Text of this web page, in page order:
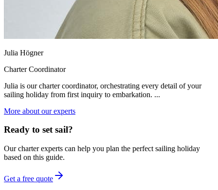
Julia Högner
Charter Coordinator
Julia is our charter coordinator, orchestrating every detail of your
sailing holiday from first inquiry to embarkation. ...
More about our experts
Ready to set sail?
Our charter experts can help you plan the perfect sailing holiday
based on this guide.
Get a free quote